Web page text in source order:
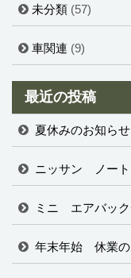
未分類 (57)
車関連 (9)
最近の投稿
夏休みのお知らせ
ニッサン ノート
ミニ エアバック
年末年始 休業の